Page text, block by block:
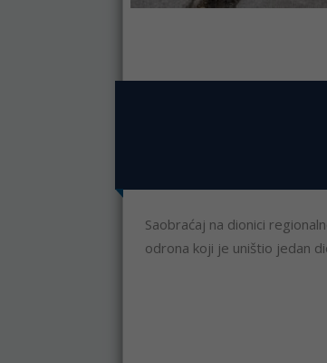
Saobraćaj na dionici
odrona koji je uništio jedan